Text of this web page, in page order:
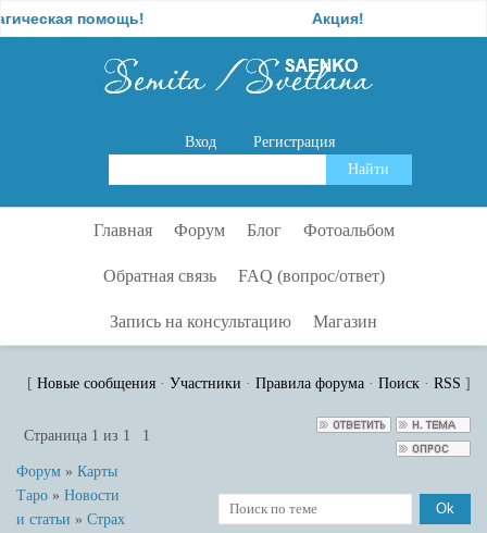
помощь! Акция!
Вход Регистрация
Главная Форум Блог Фотоальбом
Обратная связь FAQ (вопрос/ответ)
Запись на консультацию Магазин
[ Новые сообщения · Участники · Правила форума · Поиск · RSS ]
Страница 1 из 1 1
Форум » Карты
Таро » Новости
и статьи » Страх